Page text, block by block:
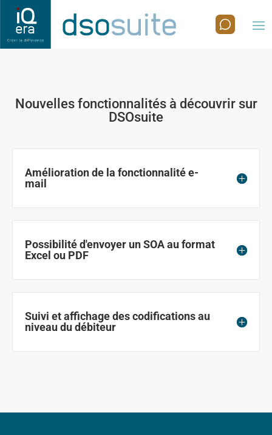
Nouvelles fonctionnalités à découvrir sur
DSOsuite
Amélioration de la fonctionnalité e-
mail
Possibilité d'envoyer un SOA au format
Excel ou PDF
Suivi et affichage des codifications au
niveau du débiteur